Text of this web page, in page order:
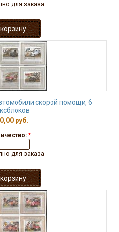
для заказа
скорой помощи, 6
руб.
*
для заказа